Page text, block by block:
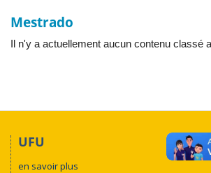
Mestrado
Il n'y a actuellement aucun contenu classé
UFU
en savoir plus